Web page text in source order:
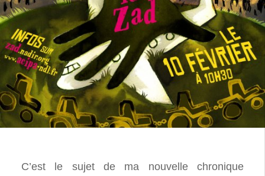
C’est le sujet de ma nouvelle chronique